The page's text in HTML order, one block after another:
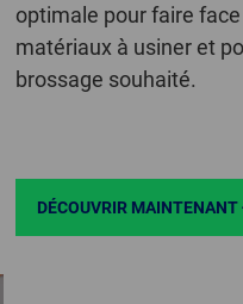
optimale pour faire
matériaux à usiner et
brossage souhaité.
DÉCOUVRIR MAINTENANT